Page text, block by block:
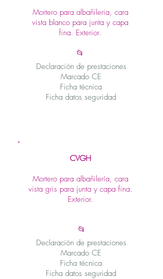
Mortero para albañileria, cara
vista blanco para junta y capa
fina. Exterior.
📂
Declaración de prestaciones
Marcado CE
Ficha técnica
Ficha datos seguridad
CVGH
Mortero para albañilería, cara
vista gris para junta y capa fina.
Exterior.
📂
Declaración de prestaciones
Marcado CE
Ficha técnica
Ficha datos seguridad